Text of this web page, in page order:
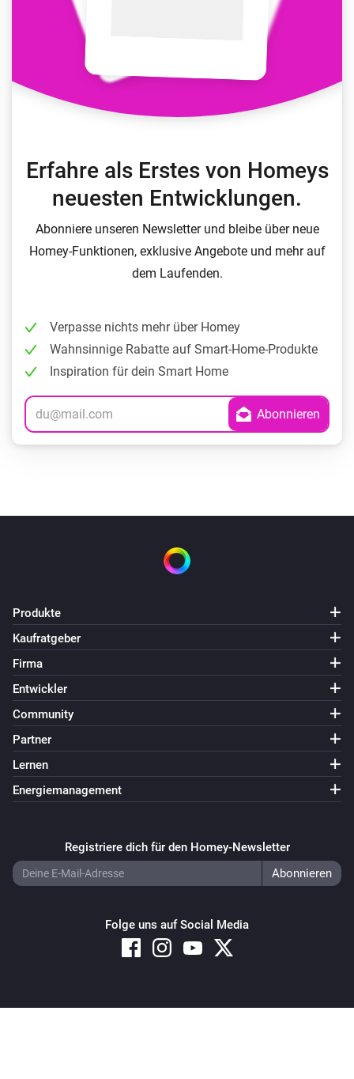
Erfahre als Erstes von Homeys
neuesten Entwicklungen.
Abonniere unseren Newsletter und bleibe über neue
Homey-Funktionen, exklusive Angebote und mehr auf
dem Laufenden.
Verpasse nichts mehr über Homey
Wahnsinnige Rabatte auf Smart-Home-Produkte
Inspiration für dein Smart Home
Produkte
Kaufratgeber
Firma
Entwickler
Community
Partner
Lernen
Energiemanagement
Registriere dich für den Homey-Newsletter
Folge uns auf Social Media